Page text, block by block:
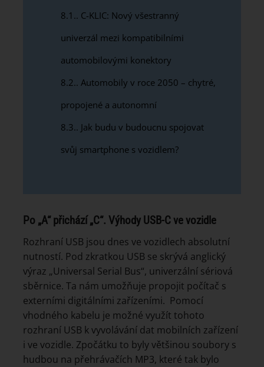
8.1. C-KLIC: Nový všestranný
univerzál mezi kompatibilními
automobilovými konektory
8.2. Automobily v roce 2050 – chytré,
propojené a autonomní
8.3. Jak budu v budoucnu spojovat
svůj smartphone s vozidlem?
Po „A“ přichází „C“. Výhody USB-C ve vozidle
Rozhraní USB jsou dnes ve vozidlech absolutní
nutností. Pod zkratkou USB se skrývá anglický
výraz „Universal Serial Bus“, univerzální sériová
sběrnice. Ta nám umožňuje propojit počítač s
externími digitálními zařízeními. Pomocí
vhodného kabelu je možné využít tohoto
rozhraní USB k vyvolávání dat mobilních zařízení
i ve vozidle. Zpočátku to byly většinou soubory s
hudbou na přehrávačích MP3, které tak bylo